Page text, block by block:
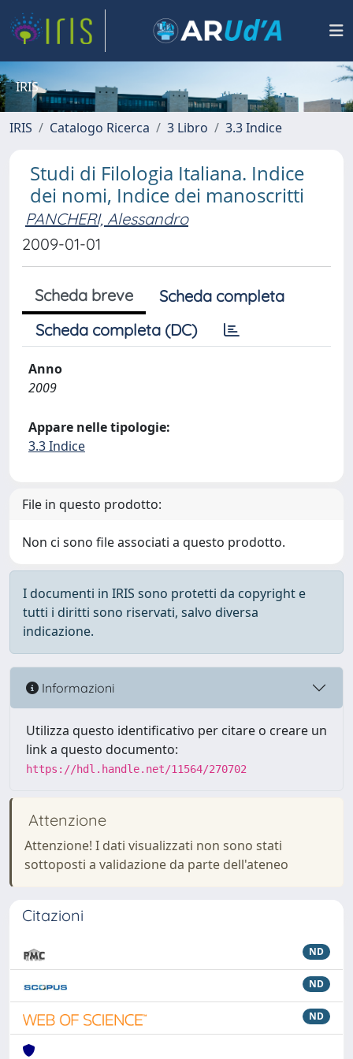
IRIS
IRIS Catalogo Ricerca 3 Libro 3.3 Indice
Studi di Filologia Italiana. Indice
dei nomi, Indice dei manoscritti
PANCHERI, Alessandro
2009-01-01
Scheda breve
Scheda completa
Scheda completa (DC)
Anno
2009
Appare nelle tipologie:
3.3 Indice
File in questo prodotto:
Non ci sono file associati a questo prodotto.
I documenti in IRIS sono protetti da copyright e
tutti i diritti sono riservati, salvo diversa
indicazione.
Informazioni
Utilizza questo identificativo per citare o creare un
link a questo documento:
https://hdl.handle.net/11564/270702
Attenzione
Attenzione! I dati visualizzati non sono stati
sottoposti a validazione da parte dell'ateneo
Citazioni
ND
ND
ND